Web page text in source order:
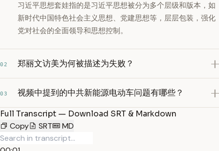
习近平思想套娃指的是习近平思想被分为多个层级和版本，如
新时代中国特色社会主义思想、党建思想等，层层包装，强化
党对社会的全面领导和思想控制。
02 郑丽文访美为何被描述为失败？
03 视频中提到的中共新能源电动车问题有哪些？
Full Transcript — Download SRT & Markdown
Copy
SRT MD